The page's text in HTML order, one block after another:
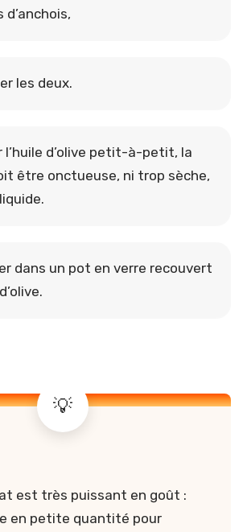
d’anchois,
les deux.
l’huile d’olive petit-à-petit, la
être onctueuse, ni trop sèche,
dans un pot en verre recouvert
est très puissant en goût :
en petite quantité pour